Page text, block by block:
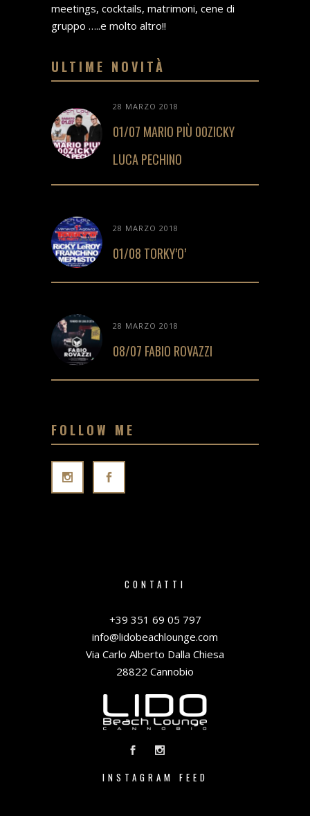
meetings, cocktails, matrimoni, cene di
gruppo …..e molto altro!!
ULTIME NOVITÀ
28 MARZO 2018
01/07 MARIO PIÙ 00ZICKY
LUCA PECHINO
28 MARZO 2018
01/08 TORKY’O’
28 MARZO 2018
08/07 FABIO ROVAZZI
FOLLOW ME
CONTATTI
+39 351 69 05 797
info@lidobeachlounge.com
Via Carlo Alberto Dalla Chiesa
28822 Cannobio
INSTAGRAM FEED